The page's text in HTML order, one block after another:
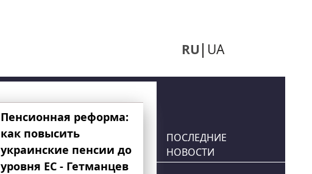
RU UA
Пенсионная реформа:
как повысить
украинские пенсии до
уровня ЕС - Гетманцев
ПОСЛЕДНИЕ
НОВОСТИ